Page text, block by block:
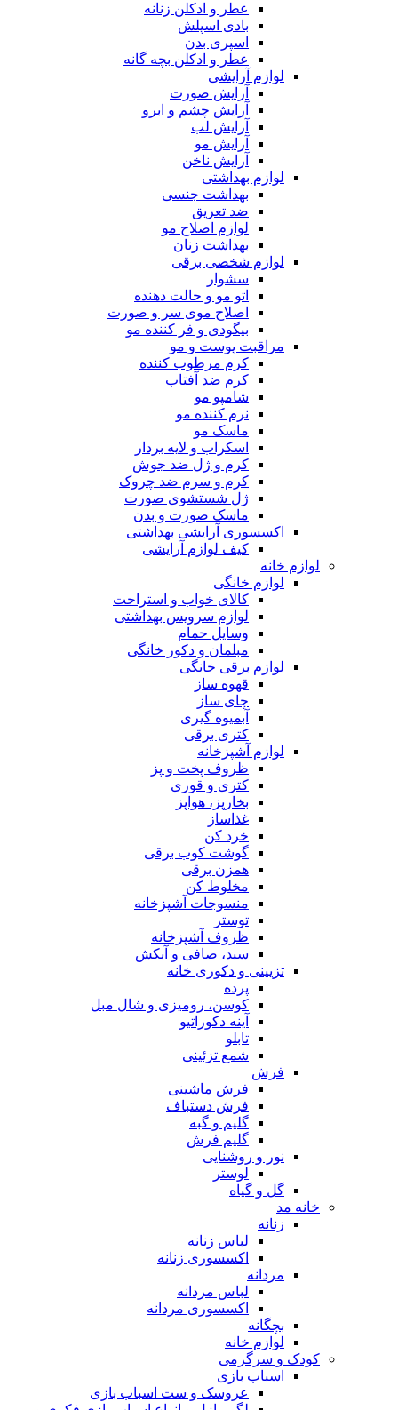
عطر و ادکلن زنانه
بادی اسپلش
اسپری بدن
عطر و ادکلن بچه گانه
لوازم آرایشی
آرایش صورت
آرایش چشم و ابرو
آرایش لب
آرایش مو
آرایش ناخن
لوازم بهداشتی
بهداشت جنسی
ضد تعریق
لوازم اصلاح مو
بهداشت زنان
لوازم شخصی برقی
سشوار
اتو مو و حالت دهنده
اصلاح موی سر و صورت
بیگودی و فر کننده مو
مراقبت پوست و مو
کرم مرطوب کننده
کرم ضد آفتاب
شامپو مو
نرم کننده مو
ماسک مو
اسکراب و لایه بردار
کرم و ژل ضد جوش
کرم و سرم ضد چروک
ژل شستشوی صورت
ماسک صورت و بدن
اکسسوری آرایشی بهداشتی
کیف لوازم آرایشی
لوازم خانه
لوازم خانگی
کالای خواب و استراحت
لوازم سرویس بهداشتی
وسایل حمام
مبلمان و دکور خانگی
لوازم برقی خانگی
قهوه ساز
چای ساز
آبمیوه گیری
کتری برقی
لوازم آشپزخانه
ظروف پخت و پز
کتری و قوری
بخارپز، هواپز
غذاساز
خرد کن
گوشت کوب برقی
همزن برقی
مخلوط کن
منسوجات آشپزخانه
توستر
ظروف آشپزخانه
سبد، صافی و آبکش
تزیینی و دکوری خانه
پرده
کوسن، رومیزی و شال مبل
آینه دکوراتیو
تابلو
شمع تزئینی
فرش
فرش ماشینی
فرش دستباف
گلیم و گبه
گلیم فرش
نور و روشنایی
لوستر
گل و گیاه
خانه مد
زنانه
لباس زنانه
اکسسوری زنانه
مردانه
لباس مردانه
اکسسوری مردانه
بچگانه
لوازم خانه
کودک و سرگرمی
اسباب بازی
عروسک و ست اسباب بازی